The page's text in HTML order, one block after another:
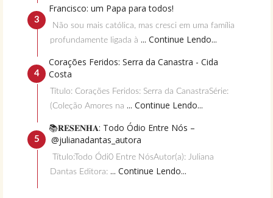
Francisco: um Papa para todos!
Não sou mais católica, mas cresci em uma família
profundamente ligada à ... Continue Lendo...
Corações Feridos: Serra da Canastra - Cida
Costa
Título: Corações Feridos: Serra da CanastraSérie:
(Coleção Amores na ... Continue Lendo...
📚𝐑𝐄𝐒𝐄𝐍𝐇𝐀: Todo Ódio Entre Nós –
@julianadantas_autora
Título:Todo Ódi0 Entre NósAutor(a): Juliana
Dantas Editora: ... Continue Lendo...